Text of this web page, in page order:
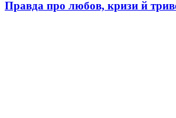
Правда про любов, кризи й